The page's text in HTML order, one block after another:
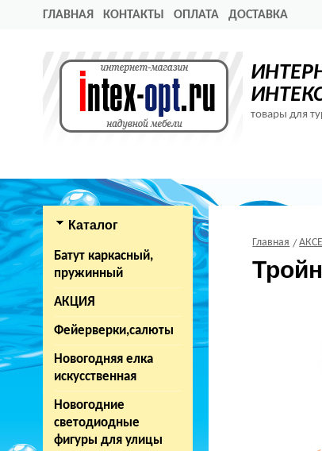
ГЛАВНАЯ КОНТАКТЫ ОПЛАТА ДОСТАВКА
товары для
Каталог
Батут каркасный,
пружинный
АКЦИЯ
Фейерверки,салюты
Новогодняя елка
искусственная
Новогодние
светодиодные
фигуры для улицы
Главная